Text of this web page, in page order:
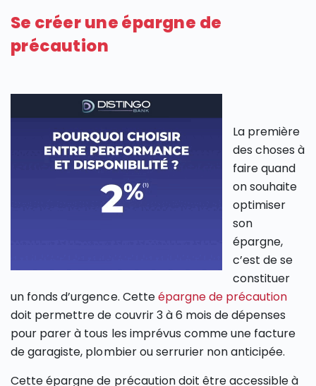
Se créer une épargne de
précaution
La première
des choses à
faire quand
on souhaite
optimiser
son
épargne,
c’est de se
constituer
un fonds d’urgence. Cetteépargne de précaution
doit permettre de couvrir 3 à 6 mois de dépenses
pour parer à tous les imprévus comme une facture
de garagiste, plombier ou serrurier non anticipée.
Cette épargne de précaution doit être accessible à